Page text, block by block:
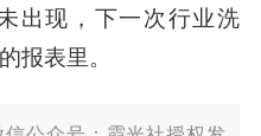
出现，下一次行业洗
报表里。